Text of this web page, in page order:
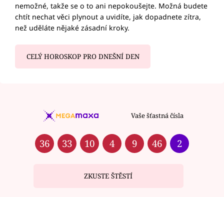
nemožné, takže se o to ani nepokoušejte. Možná budete
chtít nechat věci plynout a uvidíte, jak dopadnete zítra,
než uděláte nějaké zásadní kroky.
CELÝ HOROSKOP PRO DNEŠNÍ DEN
Vaše šťastná čísla
36 33 10 4 9 46 2
ZKUSTE ŠTĚSTÍ